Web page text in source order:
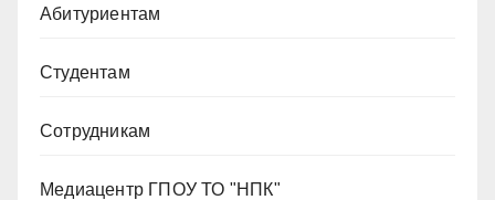
Абитуриентам
Студентам
Сотрудникам
Медиацентр ГПОУ ТО "НПК"